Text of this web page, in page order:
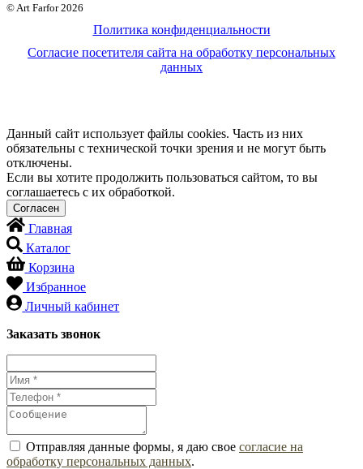
© Art Farfor 2026
Политика конфиденциальности
Согласие посетителя сайта на обработку персональных
данных
Данный сайт использует файлы cookies. Часть из них
обязательны с технической точки зрения и не могут быть
отключены.
Если вы хотите продолжить пользоваться сайтом, то вы
соглашаетесь с их обработкой.
Главная
Каталог
Корзина
Избранное
Личный кабинет
Заказать звонок
Отправляя данные формы, я даю свое согласие на
обработку персональных данных.